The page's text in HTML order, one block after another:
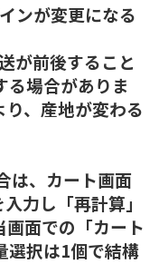
ンが変更になる
が前後すること
る場合がありま
、産地が変わる
は、カート画面
力し「再計算」
面での「カート
選択は1個で結構